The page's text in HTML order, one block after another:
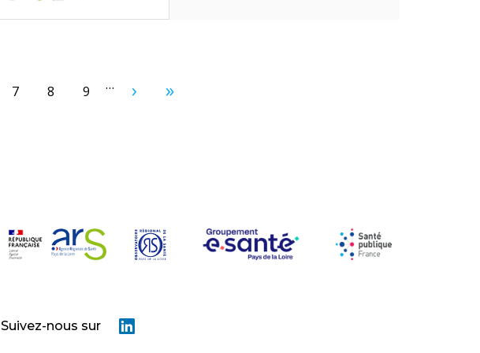
Page
7 Page
8 Page
9 … Page suivante
Dernière page
Suivez-nous sur